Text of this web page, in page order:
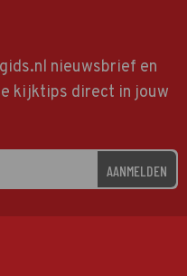
nieuwsbrief en
kijktips direct in jouw
AANMELDEN